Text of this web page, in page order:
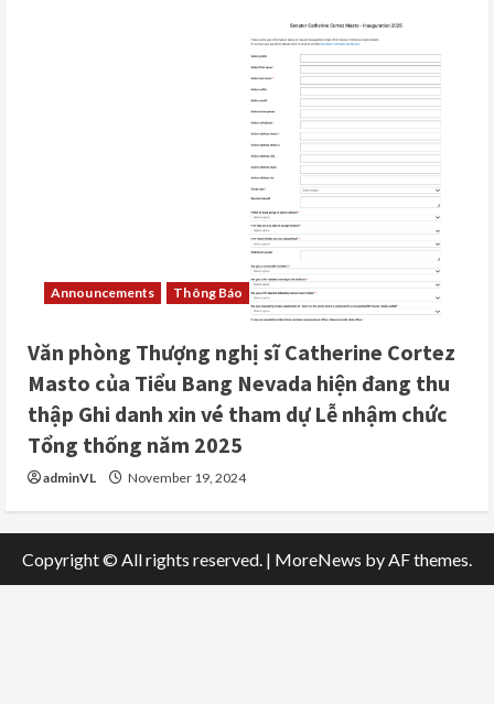
Announcements Thông Báo
Văn phòng Thượng nghị sĩ Catherine Cortez
Masto của Tiểu Bang Nevada hiện đang thu
thập Ghi danh xin vé tham dự Lễ nhậm chức
Tổng thống năm 2025
adminVL November 19, 2024
Copyright © All rights reserved. | MoreNews by AF themes.